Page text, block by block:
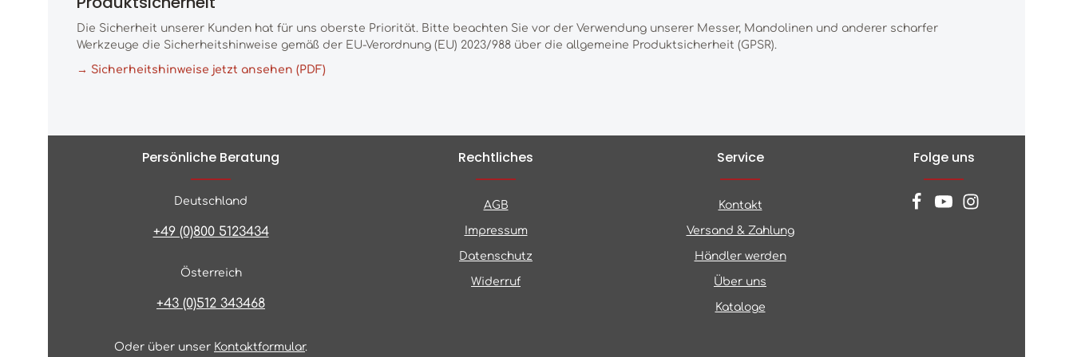
Die Sicherheit unserer Kunden hat für uns oberste Priorität. Bitte beachten Sie vor der Verwendung unserer Messer, Mandolinen und anderer scharfer
Werkzeuge die Sicherheitshinweise gemäß der EU-Verordnung (EU) 2023/988 über die allgemeine Produktsicherheit (GPSR).
→ Sicherheitshinweise jetzt ansehen (PDF)
Persönliche Beratung
Deutschland
+49 (0)800 5123434
Österreich
+43 (0)512 343468
Oder über unser Kontaktformular.
Rechtliches
AGB
Impressum
Datenschutz
Widerruf
Service
Kontakt
Versand & Zahlung
Händler werden
Über uns
Kataloge
Folge uns